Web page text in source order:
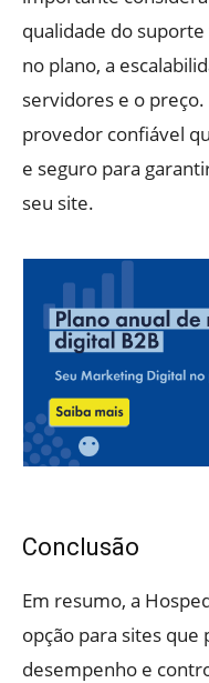
qualidade do
no plano, a
servidores e o
provedor confiável
e seguro para
seu site.
Conclusão
Em resumo, a
opção para sites que
desempenho e